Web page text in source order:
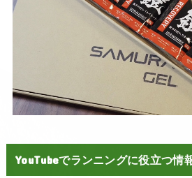
YouTubeでランニングに役立つ情